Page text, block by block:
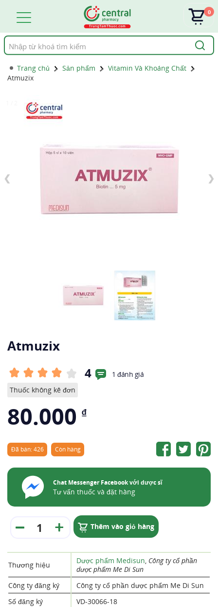
Tìm
kiếm
0
Trang chủ Sản phẩm
Vitamin Và Khoáng Chất
Atmuzix
❮ ❯
Atmuzix
4
1 đánh giá
Thuốc không kê đơn
80.000 ₫
Đã bán: 426 Còn hàng
Chat Messenger Facebook với dược sĩ
Tư vấn thuốc và đặt hàng
Thêm vào giỏ hàng
Thương hiệu Dược phẩm Medisun, Công ty cổ phần
dược phẩm Me Di Sun
Công ty đăng ký
Công ty cổ phần dược phẩm Me Di Sun
Số đăng ký
VD-30066-18